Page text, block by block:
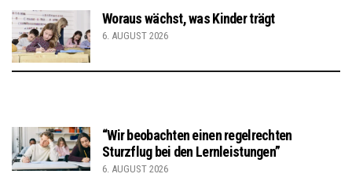
Woraus wächst, was Kinder trägt
6. AUGUST 2026
“Wir beobachten einen regelrechten
Sturzflug bei den Lernleistungen”
6. AUGUST 2026